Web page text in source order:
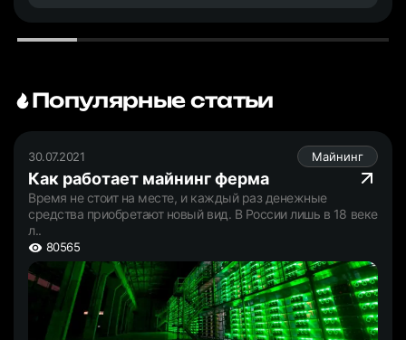
Популярные статьи
30.07.2021 Майнинг
Как работает майнинг ферма
Время не стоит на месте, и каждый раз денежные
средства приобретают новый вид. В России лишь в 18 веке
л..
80565